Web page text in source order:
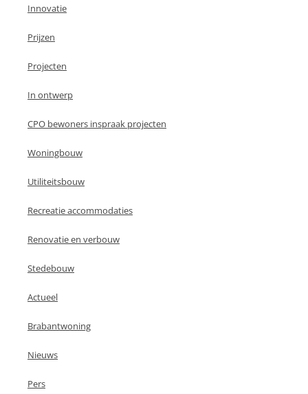
Innovatie
Prijzen
Projecten
In ontwerp
CPO bewoners inspraak projecten
Woningbouw
Utiliteitsbouw
Recreatie accommodaties
Renovatie en verbouw
Stedebouw
Actueel
Brabantwoning
Nieuws
Pers